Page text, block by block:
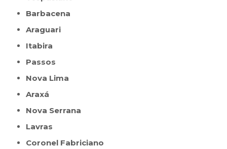
Barbacena
Araguari
Itabira
Passos
Nova Lima
Araxá
Nova Serrana
Lavras
Coronel Fabriciano